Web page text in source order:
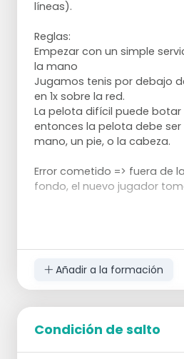
líneas).
Reglas:
Empezar con un simple
la mano
Jugamos tenis por debajo
en 1x sobre la red.
La pelota difícil puede botar
entonces la pelota debe ser
mano, un pie, o la cabeza.
Error cometido => fuera de
fondo, el nuevo jugador
Añadir a la formación
Condición de salto